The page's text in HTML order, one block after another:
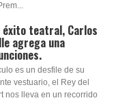
éxito teatral, Carlos
agrega una
es un desfile de su
vestuario, el Rey del
nos lleva en un recorrido